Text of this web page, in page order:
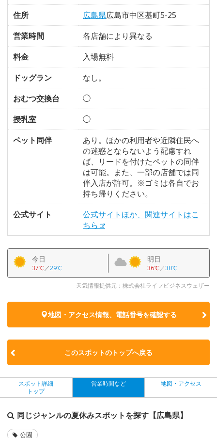
住所
広島県広島市中区基町5-25
営業時間
各店舗により異なる
料金
入場無料
ドッグラン
なし。
おむつ交換台
◯
授乳室
◯
ペット同伴
あり。ほかの利用者や近隣住民へ
の迷惑とならないよう配慮すれ
ば、リードを付けたペットの同伴
は可能。また、一部の店舗では同
伴入店が許可。※ゴミは各自でお
持ち帰りください。
公式サイト
公式サイトほか、関連サイトはこ
ちら
今日
37℃／29℃
明日
36℃／30℃
天気情報提供元：株式会社ライフビジネスウェザー
地図・アクセス情報、電話番号を確認する
このスポットのトップへ戻る
スポット詳細
トップ
営業時間など 地図・アクセス
同じジャンルの夏休みスポットを探す【広島県】
公園